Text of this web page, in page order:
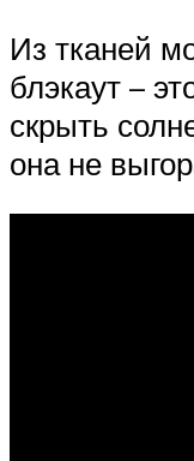
Из тканей
блэкаут –
скрыть
она не